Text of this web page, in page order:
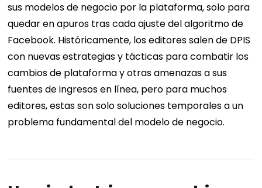
sus modelos de negocio por la plataforma, solo para
quedar en apuros tras cada ajuste del algoritmo de
Facebook. Históricamente, los editores salen de DPIS
con nuevas estrategias y tácticas para combatir los
cambios de plataforma y otras amenazas a sus
fuentes de ingresos en línea, pero para muchos
editores, estas son solo soluciones temporales a un
problema fundamental del modelo de negocio.